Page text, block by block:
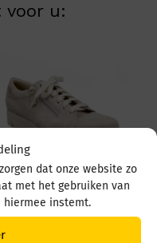
dat onze website zo
met het gebruiken van
hiermee instemt.
u:
6298 095 6298
1514 Avorio